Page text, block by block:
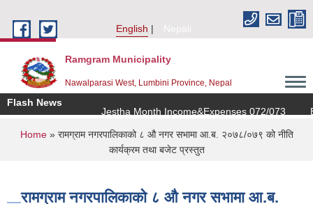
English
Nepali
Ramgram Municipality
Nawalparasi West, Lumbini Province, Nepal
Flash News
Jestha Month Income&Expenses 072/073
You are here
Home» ‍रामग्राम नगरपालिकाको ८ औ नगर सभामा आ‍.ब. २०७८/०७९ को नीति
कार्यक्रम तथा बजेट प्रस्तुत
‍रामग्राम नगरपालिकाको ८ औ नगर सभामा आ‍.ब.